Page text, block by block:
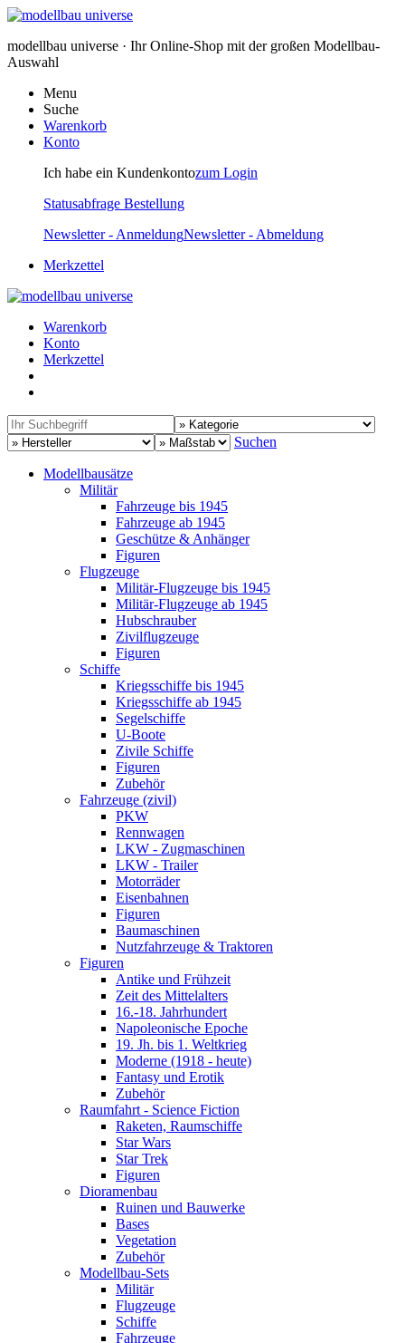
modellbau universe · Ihr Online-Shop mit der großen Modellbau-
Auswahl
Menu
Suche
Warenkorb
Konto
Ich habe ein Kundenkontozum Login
Statusabfrage Bestellung
Newsletter - AnmeldungNewsletter - Abmeldung
Merkzettel
Warenkorb
Konto
Merkzettel
Suchen
Modellbausätze
Militär
Fahrzeuge bis 1945
Fahrzeuge ab 1945
Geschütze & Anhänger
Figuren
Flugzeuge
Militär-Flugzeuge bis 1945
Militär-Flugzeuge ab 1945
Hubschrauber
Zivilflugzeuge
Figuren
Schiffe
Kriegsschiffe bis 1945
Kriegsschiffe ab 1945
Segelschiffe
U-Boote
Zivile Schiffe
Figuren
Zubehör
Fahrzeuge (zivil)
PKW
Rennwagen
LKW - Zugmaschinen
LKW - Trailer
Motorräder
Eisenbahnen
Figuren
Baumaschinen
Nutzfahrzeuge & Traktoren
Figuren
Antike und Frühzeit
Zeit des Mittelalters
16.-18. Jahrhundert
Napoleonische Epoche
19. Jh. bis 1. Weltkrieg
Moderne (1918 - heute)
Fantasy und Erotik
Zubehör
Raumfahrt - Science Fiction
Raketen, Raumschiffe
Star Wars
Star Trek
Figuren
Dioramenbau
Ruinen und Bauwerke
Bases
Vegetation
Zubehör
Modellbau-Sets
Militär
Flugzeuge
Schiffe
Fahrzeuge